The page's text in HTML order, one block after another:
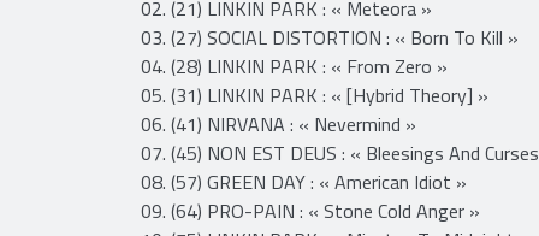
01. (08) SLAYER : « Hell Awaits »
02. (21) LINKIN PARK : « Meteora »
03. (27) SOCIAL DISTORTION : « Born To Kill »
04. (28) LINKIN PARK : « From Zero »
​​05. (31) LINKIN PARK : « [Hybrid Theory] »
06. (41) NIRVANA : « Nevermind »
07. (45) NON EST DEUS : « Bleesings And
08. (57) GREEN DAY : « American Idiot »